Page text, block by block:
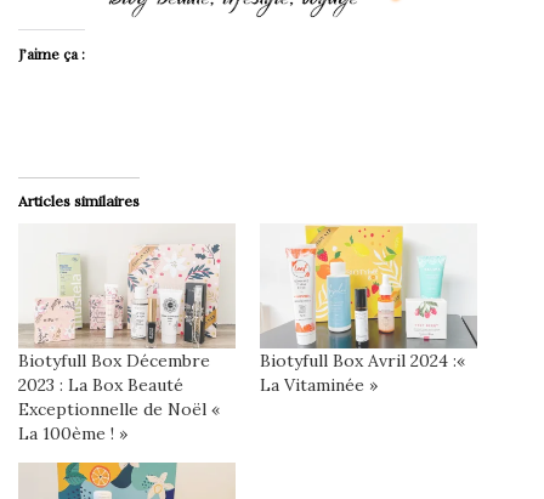
J’aime ça :
Articles similaires
Biotyfull Box Décembre
2023 : La Box Beauté
Exceptionnelle de Noël «
La 100ème ! »
Biotyfull Box Avril 2024 :«
La Vitaminée »